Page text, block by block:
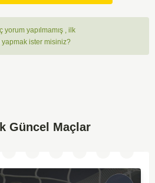
yorum yapılmamış , ilk
yapmak ister misiniz?
Güncel Maçlar